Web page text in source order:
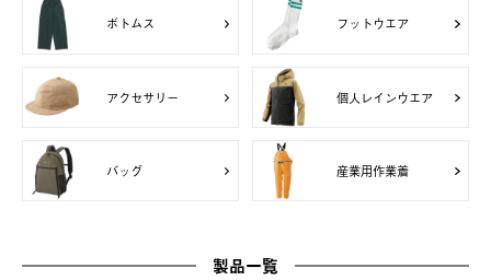
ボトムス フットウエア
アクセサリー 個人レインウエア
バッグ 産業用作業着
製品一覧